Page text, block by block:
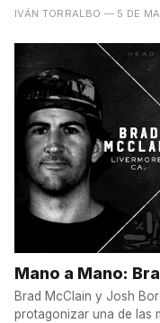
IVÁN TORRALBO — 5 DE
Mano a Mano:
Brad McClain y Josh
protagonizar una de las